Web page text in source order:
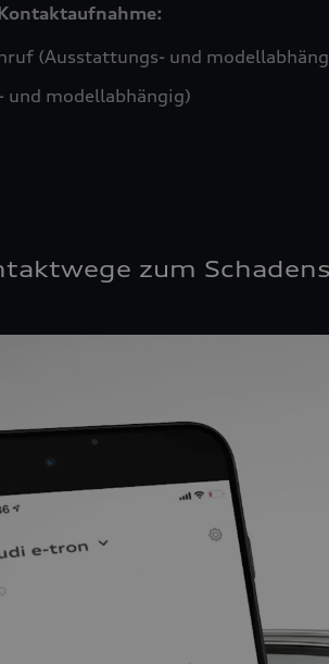
(Ausstattungs- und
und modellabhängig)
zum